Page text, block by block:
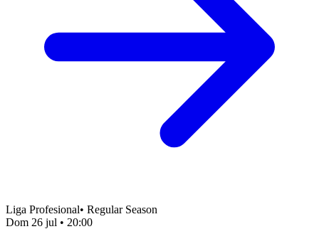
Liga Profesional• Regular Season
Dom 26 jul • 20:00